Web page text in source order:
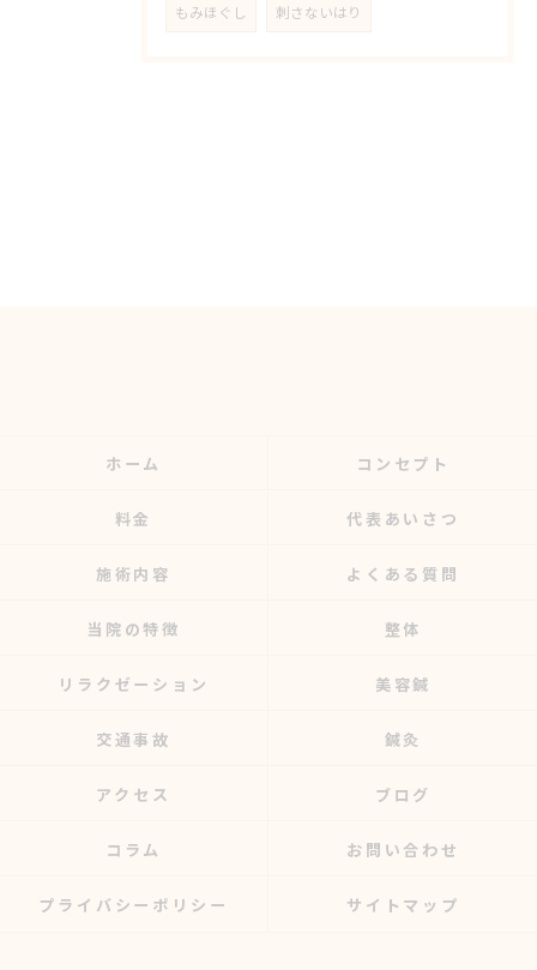
もみほぐし 刺さないはり
ホーム コンセプト
料金 代表あいさつ
施術内容 よくある質問
当院の特徴 整体
リラクゼーション 美容鍼
交通事故 鍼灸
アクセス ブログ
コラム お問い合わせ
プライバシーポリシー サイトマップ